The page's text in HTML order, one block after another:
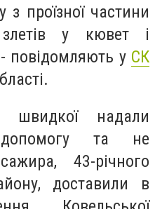
з проїзної частини
у кювет і
повідомляють у СК
швидкої надали
та не
43-річного
доставили в